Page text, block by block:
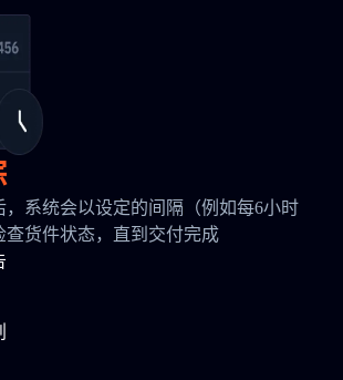
，系统会以设定的间隔（例如每6小时
查货件状态，直到交付完成